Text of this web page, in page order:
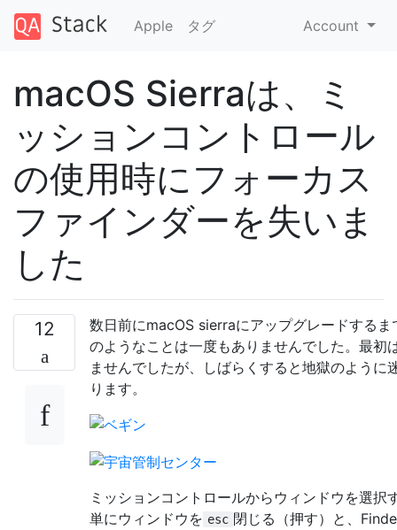
Apple タグ Account
macOS Sierraは、ミ
ッションコントロール
の使用時にフォーカス
ファインダーを失いま
した
12
数日前にmacOS sierraにアップグレードするま
のようなことは一度もありませんでした。最初
ませんでしたが、しばらくすると地獄のように
ります。
ミッションコントロールからウィンドウを選択
単にウィンドウを esc 閉じる（押す）と、